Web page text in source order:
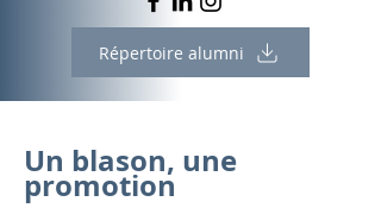
Répertoire alumni
Un blason, une
promotion